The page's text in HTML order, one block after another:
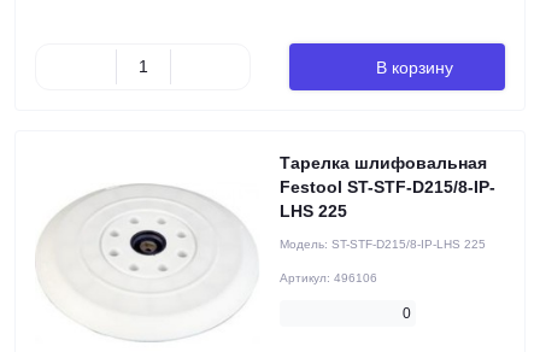
В корзину
Тарелка шлифовальная
Festool ST-STF-D215/8-IP-
LHS 225
Модель: ST-STF-D215/8-IP-LHS 225
Артикул: 496106
0